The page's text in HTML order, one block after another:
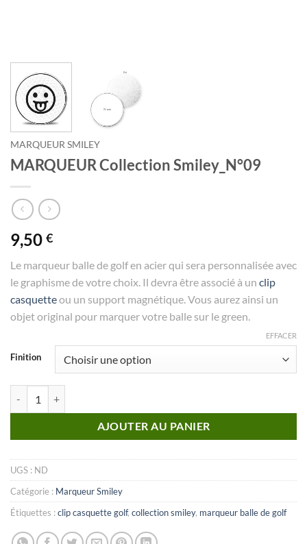
MARQUEUR SMILEY
MARQUEUR Collection Smiley_N°09
9,50 €
Le marqueur balle de golf en acier qui sera personnalisée avec
le graphisme de votre choix. Il devra être associé à un clip
casquetteou un support magnétique. Vous aurez ainsi un
objet original pour marquer votre balle sur le green.
Finition
EFFACER
AJOUTER AU PANIER
UGS : ND
Catégorie : Marqueur Smiley
Étiquettes :clip casquette golf, collection smiley, marqueur balle de golf